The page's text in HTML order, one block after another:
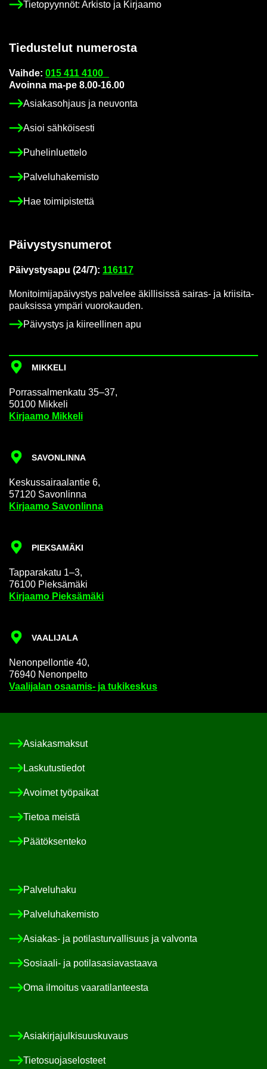
Tie­to­pyyn­nöt: Ar­kis­to ja Kir­jaa­mo
Tie­dus­te­lut nu­me­ros­ta
Vaih­de: 015 411 4100
Avoin­na ma-pe 8.00-16.00
Asia­kas­oh­jaus ja neu­von­ta
Asioi säh­köi­ses­ti
Pu­he­lin­luet­te­lo
Pal­ve­lu­ha­ke­mis­to
Hae toi­mi­pis­tet­tä
Päi­vys­tys­nu­me­rot
Päi­vys­tys­a­pu (24/7): 116117
Mo­ni­toi­mi­ja­päi­vys­tys pal­ve­lee äkil­li­sis­sä sairas-​ ja krii­si­ta­
pauk­sis­sa ym­pä­ri vuo­ro­kau­den.
Päi­vys­tys ja kii­reel­li­nen apu
MIK­KE­LI
Por­ras­sal­men­ka­tu 35–37,
50100 Mik­ke­li
Kir­jaa­mo Mik­ke­li
SA­VON­LIN­NA
Kes­kus­sai­raa­lan­tie 6,
57120 Sa­von­lin­na
Kir­jaa­mo Sa­von­lin­na
PIEK­SA­MÄ­KI
Tap­pa­ra­ka­tu 1–3,
76100 Piek­sä­mä­ki
Kir­jaa­mo Piek­sä­mä­ki
VAA­LI­JA­LA
Ne­non­pel­lon­tie 40,
76940 Ne­non­pel­to
Vaa­li­ja­lan osaamis-​ ja tu­ki­kes­kus
Asia­kas­mak­sut
Las­ku­tus­tie­dot
Avoi­met työ­pai­kat
Tie­toa meis­tä
Pää­tök­sen­te­ko
Pal­ve­lu­ha­ku
Pal­ve­lu­ha­ke­mis­to
Asiakas-​ ja po­ti­las­tur­val­li­suus ja val­von­ta
Sosiaali-​ ja po­ti­las­asia­vas­taa­va
Oma il­moi­tus vaa­ra­ti­lan­tees­ta
Asia­kir­ja­jul­ki­suus­ku­vaus
Tie­to­suo­ja­se­los­teet